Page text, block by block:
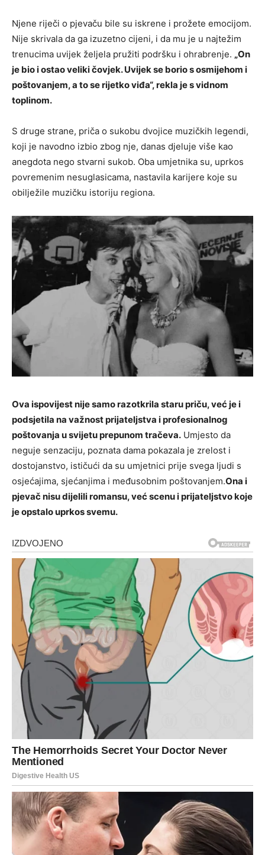
Njene riječi o pjevaču bile su iskrene i prožete emocijom.
Nije skrivala da ga izuzetno cijeni, i da mu je u najtežim
trenucima uvijek željela pružiti podršku i ohrabrenje. „On
je bio i ostao veliki čovjek. Uvijek se borio s osmijehom i
poštovanjem, a to se rijetko viđa“, rekla je s vidnom
toplinom.
S druge strane, priča o sukobu dvojice muzičkih legendi,
koji je navodno izbio zbog nje, danas djeluje više kao
anegdota nego stvarni sukob. Oba umjetnika su, uprkos
povremenim nesuglasicama, nastavila karijere koje su
obilježile muzičku istoriju regiona.
Ova ispovijest nije samo razotkrila staru priču, već je i
podsjetila na važnost prijateljstva i profesionalnog
poštovanja u svijetu prepunom tračeva. Umjesto da
neguje senzaciju, poznata dama pokazala je zrelost i
dostojanstvo, ističući da su umjetnici prije svega ljudi s
osjećajima, sjećanjima i međusobnim poštovanjem.Ona i
pjevač nisu dijelili romansu, već scenu i prijateljstvo koje
je opstalo uprkos svemu.